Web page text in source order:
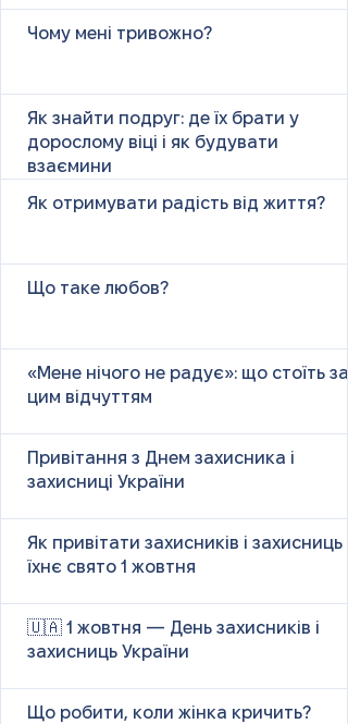
Чому мені тривожно?
Як знайти подруг: де їх брати у
дорослому віці і як будувати
взаємини
Як отримувати радість від життя?
Що таке любов?
«Мене нічого не радує»: що стоїть за
цим відчуттям
Привітання з Днем захисника і
захисниці України
Як привітати захисників і захисниць у
їхнє свято 1 жовтня
🇺🇦 1 жовтня — День захисників і
захисниць України
Що робити, коли жінка кричить?